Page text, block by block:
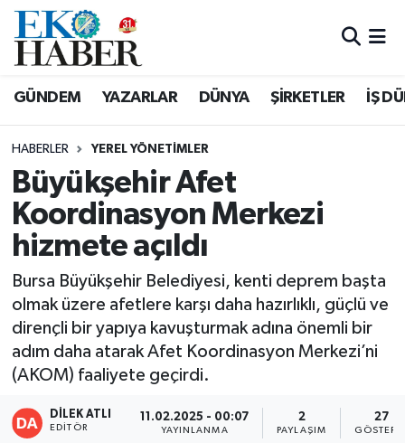
GÜNDEM YAZARLAR DÜNYA ŞİRKETLER İŞ
HABERLER YEREL YÖNETİMLER
Büyükşehir Afet
Koordinasyon Merkezi
hizmete açıldı
Bursa Büyükşehir Belediyesi, kenti deprem başta
olmak üzere afetlere karşı daha hazırlıklı, güçlü ve
dirençli bir yapıya kavuşturmak adına önemli bir
adım daha atarak Afet Koordinasyon Merkezi’ni
(AKOM) faaliyete geçirdi.
DİLEK ATLI
EDITÖR
11.02.2025 - 00:07
YAYINLANMA
2
PAYLAŞIM
27
Hava Durumu
Tüm Manşetler
Son Dakika Haberleri
Haber Arşivi